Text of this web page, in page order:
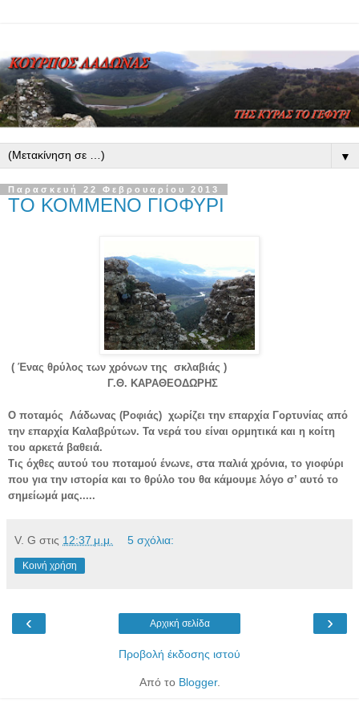
▼
Παρασκευή 22 Φεβρουαρίου 2013
ΤΟ ΚΟΜΜΕΝΟ ΓΙΟΦΥΡΙ
( Ένας θρύλος των χρόνων της σκλαβιάς )
Γ.Θ. ΚΑΡΑΘΕΟΔΩΡΗΣ
Ο ποταμός Λάδωνας (Ροφιάς) χωρίζει την επαρχία Γορτυνίας από
την επαρχία Καλαβρύτων. Τα νερά του είναι ορμητικά και η κοίτη
του αρκετά βαθειά.
Τις όχθες αυτού του ποταμού ένωνε, στα παλιά χρόνια, το γιοφύρι
που για την ιστορία και το θρύλο του θα κάμουμε λόγο σ’ αυτό το
σημείωμά μας.....
V. G στις 12:37 μ.μ. 5 σχόλια:
Κοινή χρήση
‹ ›
Αρχική σελίδα
Προβολή έκδοσης ιστού
Από το Blogger.